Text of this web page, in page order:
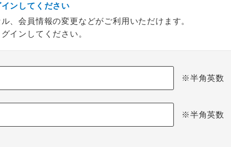
ンしてください
、会員情報の変更などがご利用いただけます。
インしてください。
※半角英数
※半角英数